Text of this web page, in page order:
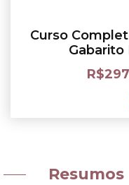
Curso
Gabarito
R$